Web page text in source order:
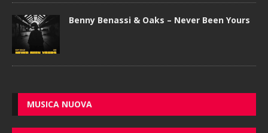
Benny Benassi & Oaks – Never Been Yours
MUSICA NUOVA